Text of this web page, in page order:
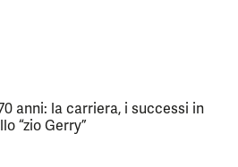
anni: la carriera, i successi in
“zio Gerry”